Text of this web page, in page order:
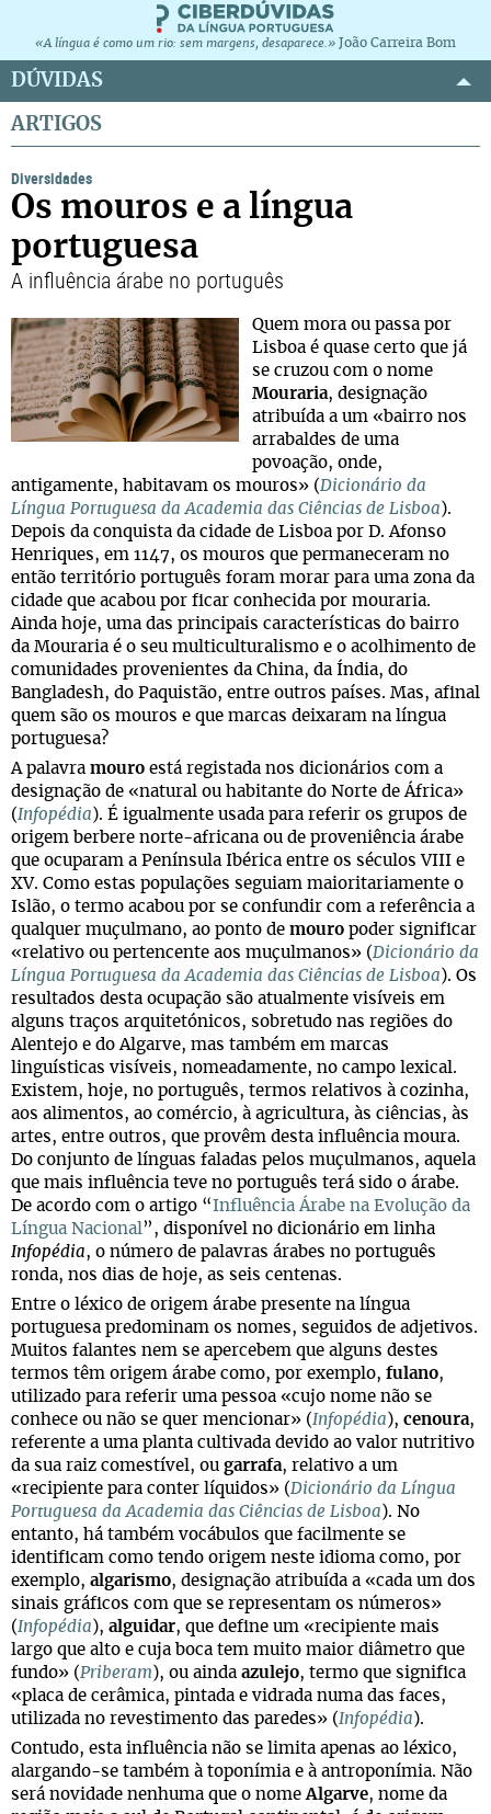
«A língua é como um rio: sem margens, desaparece.» João Carreira Bom
DÚVIDAS
ARTIGOS
Diversidades
Os mouros e a língua
portuguesa
A influência árabe no português
Quem mora ou passa por
Lisboa é quase certo que já
se cruzou com o nome
Mouraria, designação
atribuída a um «bairro nos
arrabaldes de uma
povoação, onde,
antigamente, habitavam os mouros» (Dicionário da
Língua Portuguesa da Academia das Ciências de Lisboa ).
Depois da conquista da cidade de Lisboa por D. Afonso
Henriques, em 1147, os mouros que permaneceram no
então território português foram morar para uma zona da
cidade que acabou por ficar conhecida por mouraria.
Ainda hoje, uma das principais características do bairro
da Mouraria é o seu multiculturalismo e o acolhimento de
comunidades provenientes da China, da Índia, do
Bangladesh, do Paquistão, entre outros países. Mas, afinal
quem são os mouros e que marcas deixaram na língua
portuguesa?
A palavra mouro está registada nos dicionários com a
designação de «natural ou habitante do Norte de África»
(Infopédia ). É igualmente usada para referir os grupos de
origem berbere norte-africana ou de proveniência árabe
que ocuparam a Península Ibérica entre os séculos VIII e
XV. Como estas populações seguiam maioritariamente o
Islão, o termo acabou por se confundir com a referência a
qualquer muçulmano, ao ponto de mouro poder significar
«relativo ou pertencente aos muçulmanos» (Dicionário da
Língua Portuguesa da Academia das Ciências de Lisboa ). Os
resultados desta ocupação são atualmente visíveis em
alguns traços arquitetónicos, sobretudo nas regiões do
Alentejo e do Algarve, mas também em marcas
linguísticas visíveis, nomeadamente, no campo lexical.
Existem, hoje, no português, termos relativos à cozinha,
aos alimentos, ao comércio, à agricultura, às ciências, às
artes, entre outros, que provêm desta influência moura.
Do conjunto de línguas faladas pelos muçulmanos, aquela
que mais influência teve no português terá sido o árabe.
De acordo com o artigo “Influência Árabe na Evolução da
Língua Nacional”, disponível no dicionário em linha
Infopédia, o número de palavras árabes no português
ronda, nos dias de hoje, as seis centenas.
Entre o léxico de origem árabe presente na língua
portuguesa predominam os nomes, seguidos de adjetivos.
Muitos falantes nem se apercebem que alguns destes
termos têm origem árabe como, por exemplo, fulano,
utilizado para referir uma pessoa «cujo nome não se
conhece ou não se quer mencionar» (Infopédia ), cenoura,
referente a uma planta cultivada devido ao valor nutritivo
da sua raiz comestível, ou garrafa, relativo a um
«recipiente para conter líquidos» (Dicionário da Língua
Portuguesa da Academia das Ciências de Lisboa ). No
entanto, há também vocábulos que facilmente se
identificam como tendo origem neste idioma como, por
exemplo, algarismo, designação atribuída a «cada um dos
sinais gráficos com que se representam os números»
(Infopédia ), alguidar, que define um «recipiente mais
largo que alto e cuja boca tem muito maior diâmetro que
fundo» (Priberam ), ou ainda azulejo, termo que significa
«placa de cerâmica, pintada e vidrada numa das faces,
utilizada no revestimento das paredes» (Infopédia ).
Contudo, esta influência não se limita apenas ao léxico,
alargando-se também à toponímia e à antroponímia. Não
será novidade nenhuma que o nomeAlgarve, nome da